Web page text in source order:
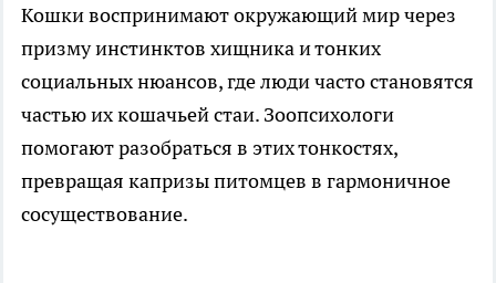
Кошки воспринимают окружающий мир через
призму инстинктов хищника и тонких
социальных нюансов, где люди часто становятся
частью их кошачьей стаи. Зоопсихологи
помогают разобраться в этих тонкостях,
превращая капризы питомцев в гармоничное
сосуществование.